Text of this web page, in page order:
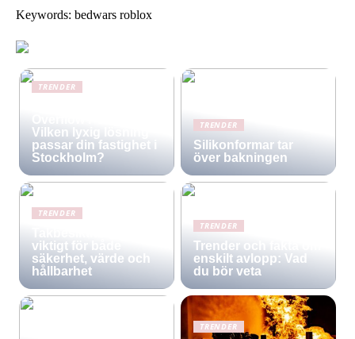
Keywords: bedwars roblox
TRENDER
Vilken lyxig lösning
passar din fastighet i
Stockholm?
TRENDER
Silikonformar tar
över bakningen
TRENDER
viktigt för både
säkerhet, värde och
hållbarhet
TRENDER
Trender och fakta om
enskilt avlopp: Vad
du bör veta
TRENDER